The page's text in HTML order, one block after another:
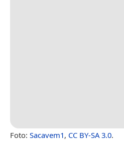
Foto: Sacavem1, CC BY-SA 3.0.